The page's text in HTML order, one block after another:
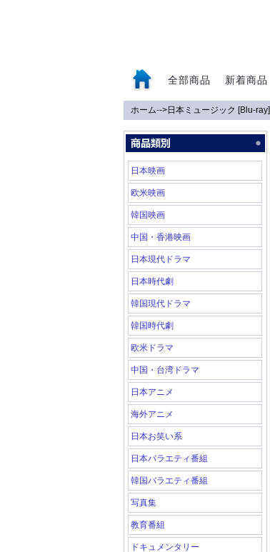
全部商品 新着商品
ホーム-->日本ミュージック [Blu-ray]
日本映画
欧米映画
韓国映画
中国・香港映画
日本現代ドラマ
日本時代劇
韓国現代ドラマ
韓国時代劇
欧米ドラマ
中国・台湾ドラマ
日本アニメ
海外アニメ
日本お笑い系
日本バラエティ番組
韓国バラエティ番組
写真集
教育番組
ドキュメンタリー
0